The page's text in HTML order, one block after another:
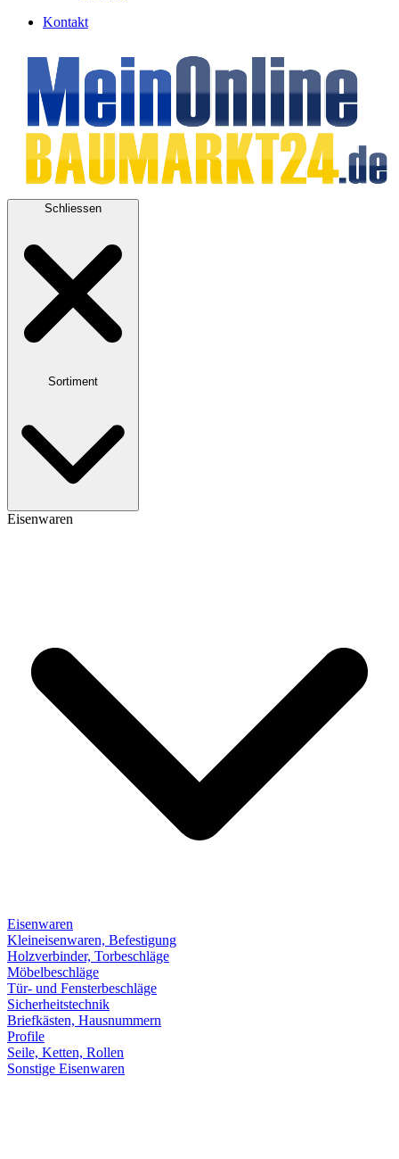
Kontakt
Schliessen
Sortiment
Eisenwaren
Eisenwaren
Kleineisenwaren, Befestigung
Holzverbinder, Torbeschläge
Möbelbeschläge
Tür- und Fensterbeschläge
Sicherheitstechnik
Briefkästen, Hausnummern
Profile
Seile, Ketten, Rollen
Sonstige Eisenwaren